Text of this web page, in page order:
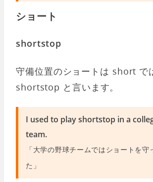
ショート
shortstop
守備位置のショートは short で
shortstop と言います。
I used to play shortstop in a
team.
「大学の野球チームではショートを守
た」